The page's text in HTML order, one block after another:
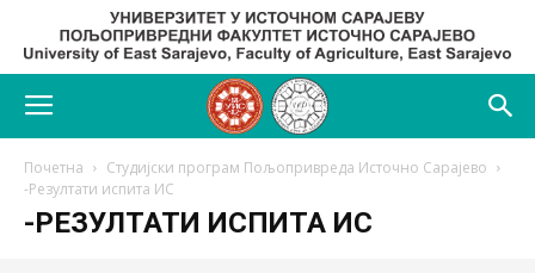
Почетна
Студијски програм Пољопривреда Источно Сарајево
-Резултати испита ИС
-РЕЗУЛТАТИ ИСПИТА ИС